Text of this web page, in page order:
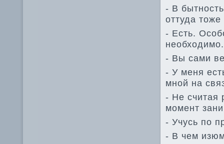
- В
оттуда тоже
- Есть.
необходимо.
- Вы сами
- У меня
мной на
- Не считая
момент
- Учусь по
- В чем